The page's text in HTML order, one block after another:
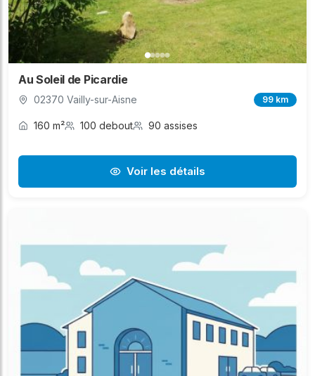
Au Soleil de Picardie
02370 Vailly-sur-Aisne 99 km
160 m² 100 debout 90 assises
Voir les détails